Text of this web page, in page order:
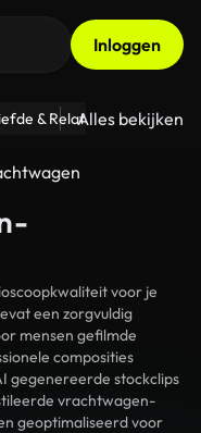
Inloggen
& Relaties - Fitness
Alles bekijken
voor je
een zorgvuldig
mensen gefilmde
composities
gegenereerde stockclips
vrachtwagen-
geoptimaliseerd voor